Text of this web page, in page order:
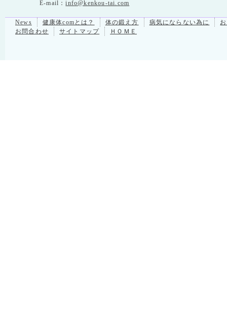
E-mail：info@kenkou-tai.com
News 健康体comとは？ 体の鍛え方 病気にならない為に
お問合わせ
サイトマップ ＨＯＭＥ